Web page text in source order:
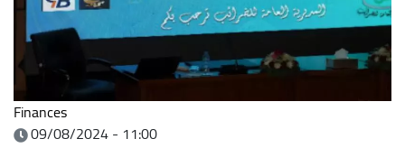
Finances
09/08/2024 - 11:00